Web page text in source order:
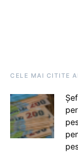
CELE MAI CITITE